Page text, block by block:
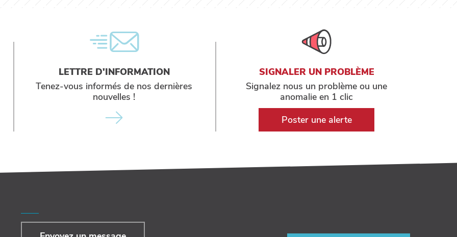
LETTRE D'INFORMATION
Tenez-vous informés de nos dernières
nouvelles !
SIGNALER UN PROBLÈME
Signalez nous un problème ou une
anomalie en 1 clic
Poster une alerte